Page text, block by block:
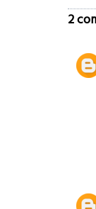
2